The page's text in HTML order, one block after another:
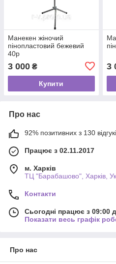
Манекен жіночий
пінопластовий бежевий
40р
3 000 ₴
Купити
3
Про нас
92% позитивних з 130
Працює з 02.11.2017
м. Харків
ТЦ "Барабашово", Харків,
Контакти
Сьогодні працює з 09:00
Показати весь графік
Про нас